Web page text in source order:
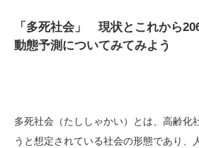
「多死社会」 現状とこれから
動態予測についてみてみよう
多死社会（たししゃかい）とは、高齢化
うと想定されている社会の形態であり、